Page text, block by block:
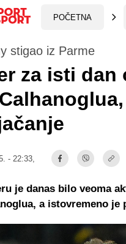
POČETNA
stigao iz Parme
za isti dan
- 22:33,
je danas bilo veoma
a istovremeno je